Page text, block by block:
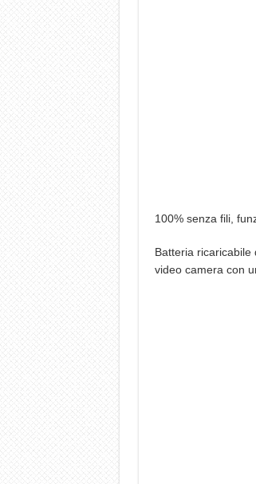
100% senza fili,
Batteria ricaricabile
video camera con